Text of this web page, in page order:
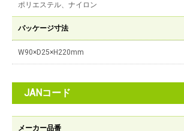
ポリエステル、ナイロン
パッケージ寸法
W90×D25×H220mm
JANコード
メーカー品番